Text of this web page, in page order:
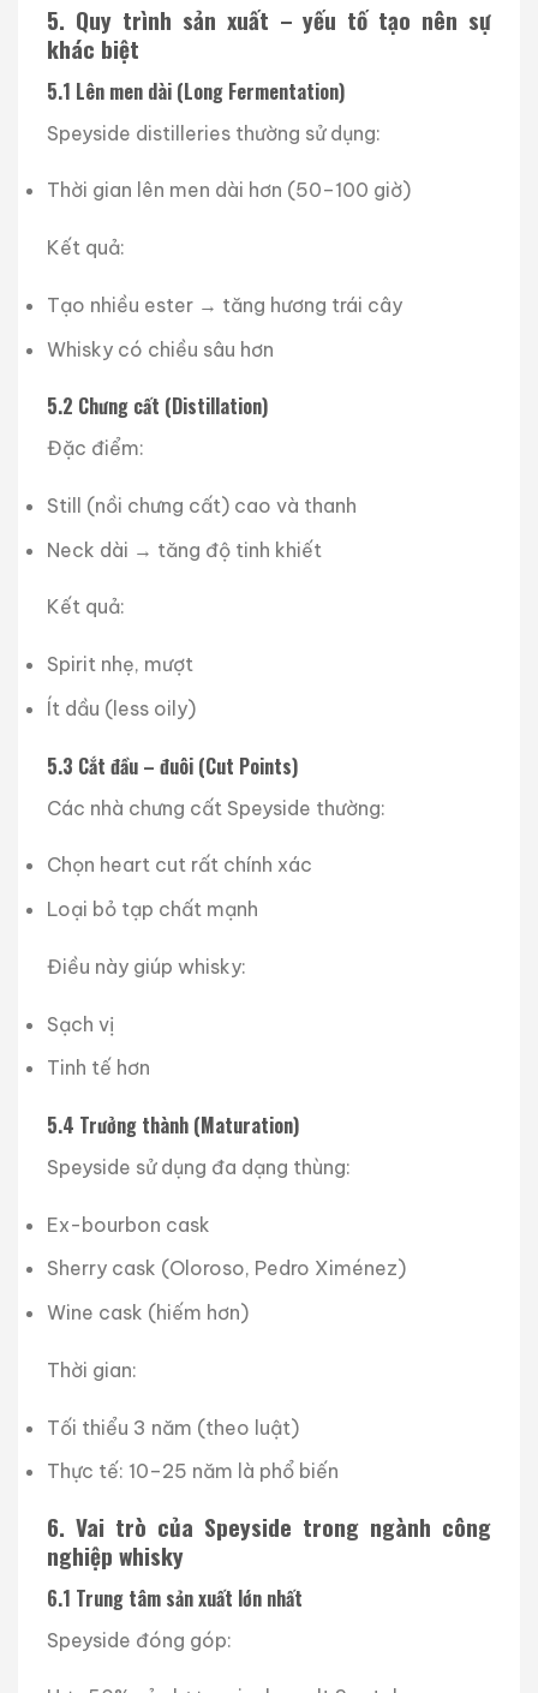
5. Quy trình sản xuất – yếu tố tạo nên sự
khác biệt
5.1 Lên men dài (Long Fermentation)
Speyside distilleries thường sử dụng:
Thời gian lên men dài hơn (50–100 giờ)
Kết quả:
Tạo nhiều ester → tăng hương trái cây
Whisky có chiều sâu hơn
5.2 Chưng cất (Distillation)
Đặc điểm:
Still (nồi chưng cất) cao và thanh
Neck dài → tăng độ tinh khiết
Kết quả:
Spirit nhẹ, mượt
Ít dầu (less oily)
5.3 Cắt đầu – đuôi (Cut Points)
Các nhà chưng cất Speyside thường:
Chọn heart cut rất chính xác
Loại bỏ tạp chất mạnh
Điều này giúp whisky:
Sạch vị
Tinh tế hơn
5.4 Trưởng thành (Maturation)
Speyside sử dụng đa dạng thùng:
Ex-bourbon cask
Sherry cask (Oloroso, Pedro Ximénez)
Wine cask (hiếm hơn)
Thời gian:
Tối thiểu 3 năm (theo luật)
Thực tế: 10–25 năm là phổ biến
6. Vai trò của Speyside trong ngành công
nghiệp whisky
6.1 Trung tâm sản xuất lớn nhất
Speyside đóng góp: